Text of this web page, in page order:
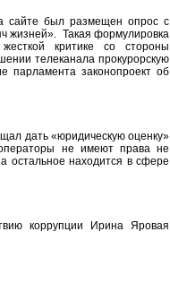
сайте был размещен опрос с
жизней». Такая формулировка
критике со стороны
телеканала прокурорскую
парламента законопроект об
дать «юридическую оценку»
не имеют права не
остальное находится в сфере
коррупции Ирина Яровая